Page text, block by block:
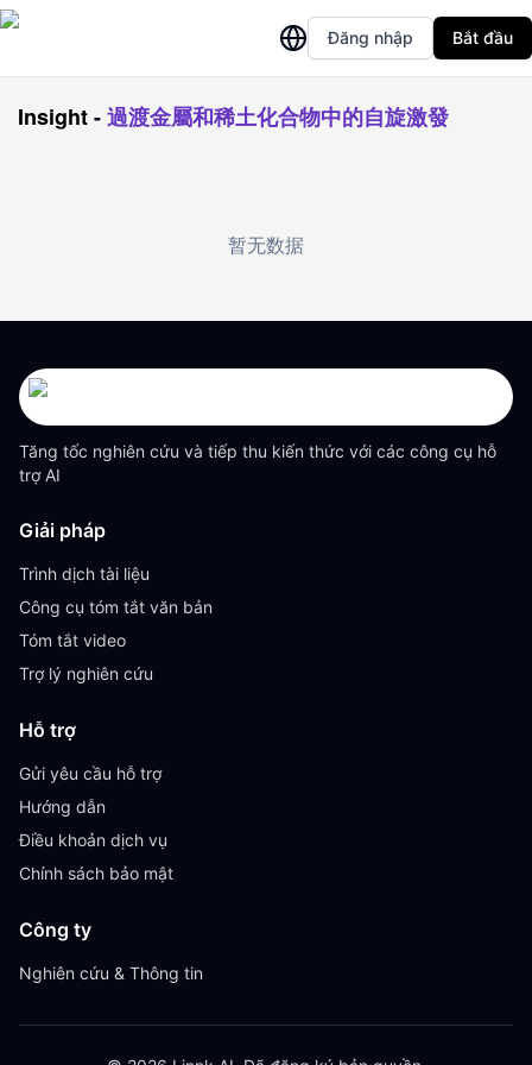
Đăng nhập Bắt đầu
Insight-過渡金屬和稀土化合物中的自旋激發
暂无数据
Tăng tốc nghiên cứu và tiếp thu kiến thức với các công cụ hỗ
trợ AI
Giải pháp
Trình dịch tài liệu
Công cụ tóm tắt văn bản
Tóm tắt video
Trợ lý nghiên cứu
Hỗ trợ
Gửi yêu cầu hỗ trợ
Hướng dẫn
Điều khoản dịch vụ
Chính sách bảo mật
Công ty
Nghiên cứu & Thông tin